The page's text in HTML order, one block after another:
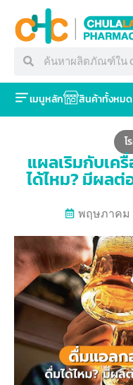
เมนูหลัก สินค้าทั้งหมด
โ
แผลเริมกับเค
ได้ไหม? มีผล
พฤษภาคม